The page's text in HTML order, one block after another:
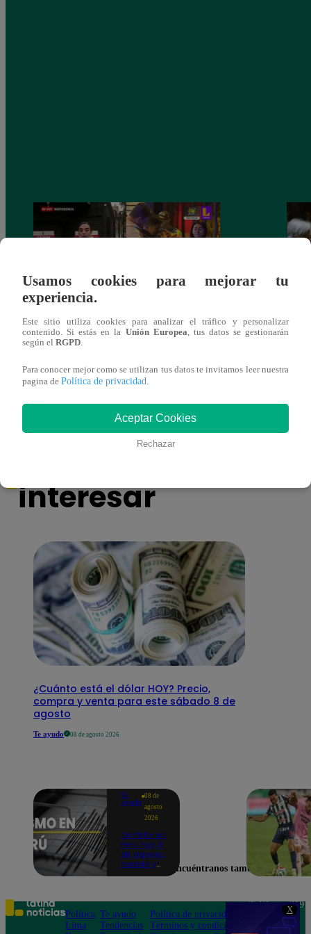
X
Cantante Jaime Carmona asesinado: todo
lo que sabe de la muerte del exparticipante
de ‘La Voz Perú’
También te puede
interesar
¿Cuánto está el dólar HOY? Precio,
compra y venta para este sábado 8 de
agosto
Te ayudo 08 de agosto 2026
Te
ayudo
08 de
agosto
2026
Temblor en
Perú hoy, 8
de agosto:
horario y
según IGP
Usamos cookies para mejorar tu
experiencia.
Este sitio utiliza cookies para analizar el tráfico y personalizar
contenido. Si estás en la Unión Europea , tus datos se gestionarán
según el RGPD
Para conocer mejor como se utilizan tus datos te invitamos leer nuestra
pagina de Política de privacidad
Aceptar Cookies
Rechazar
Encuéntranos también en
Política
Lima
Te ayudo
Tendencias
Política de privacidad
Términos y condiciones
Teléfono: 219
Av. San